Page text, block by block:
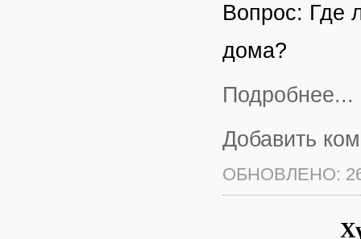
Вопрос: Где
дома?
Подробнее...
Добавить
ОБНОВЛЕНО: